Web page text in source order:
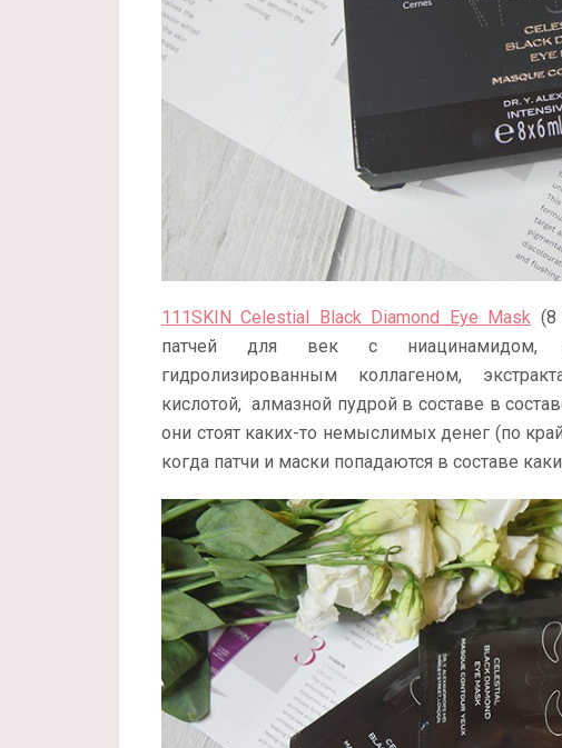
111SKIN Celestial Black Diamond Eye Mask (8
патчей для век с ниацинамидом,
гидролизированным коллагеном,
кислотой, алмазной пудрой в составе в
они стоят каких-то немыслимых денег (по
когда патчи и маски попадаются в составе